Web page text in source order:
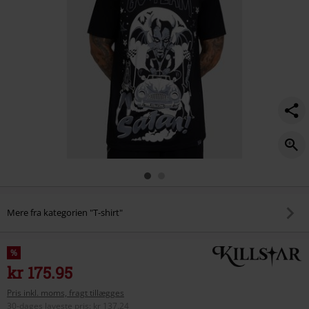
Mere fra kategorien "T-shirt"
%
kr 175.95
Pris inkl. moms, fragt tillægges
30-dages laveste pris
kr 137.24